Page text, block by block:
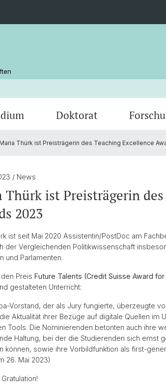
Doktorat
Thürk ist Preisträgerin des Teaching Excellence
/ News
Thürk ist Preisträgerin
2023
ist seit Mai 2020 Assistentin/PostDoc am
der Vergleichenden Politikwissenschaft
und Parlamenten.
Preis Future Talents (Credit Suisse Award
gestalteten Unterricht:
Vorstand, der als Jury fungierte, überzeugte
Aktualität ihrer Bezüge auf digitale Quellen im
Tools. Die Nominierenden betonten auch ihre
Haltung, bei der die Studierenden sich ernst
können, sowie ihre Vorbildfunktion als first-
26. Mai 2023)